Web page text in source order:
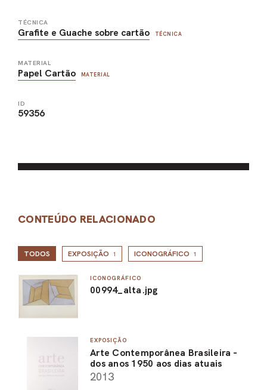
TÉCNICA
Grafite e Guache sobre cartão TÉCNICA
MATERIAL
Papel Cartão MATERIAL
ID
59356
CONTEÚDO RELACIONADO
TODOS EXPOSIÇÃO 1 ICONOGRÁFICO 1
ICONOGRÁFICO
00994_alta.jpg
EXPOSIÇÃO
Arte Contemporânea Brasileira -
dos anos 1950 aos dias atuais
2013